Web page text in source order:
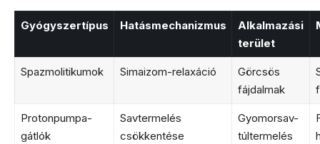
Gyógyszertípus Hatásmechanizmus
Alkalmazási
terület
Spazmolitikumok Simaizom-relaxáció
Görcsös
fájdalmak
Protonpumpa-
gátlók
Savtermelés
csökkentése
Gyomorsav-
túltermelés